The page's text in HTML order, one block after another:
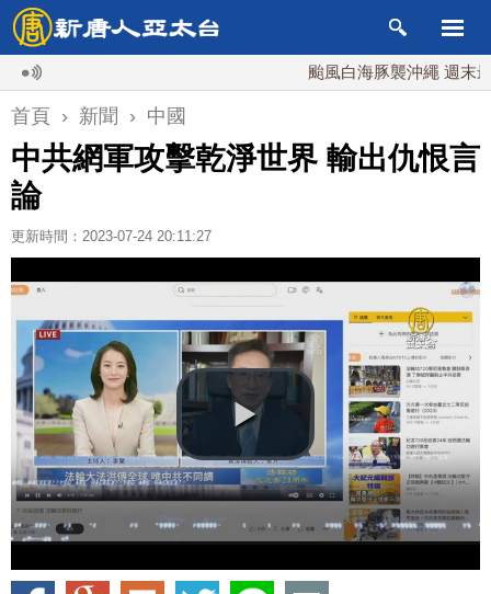
颱風白海豚襲沖繩 週末最近台
首頁 › 新聞 › 中國
中共網軍攻擊乾淨世界 輸出仇恨言
論
更新時間：2023-07-24 20:11:27